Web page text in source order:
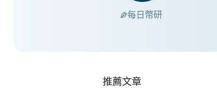
每日幣研
推薦文章